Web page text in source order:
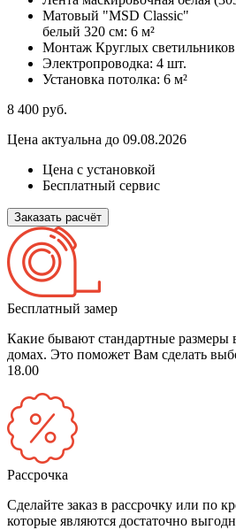
Матовый "MSD Classic"
белый 320 см: 6 м²
Монтаж Круглых
Электропроводка: 4 шт.
Установка потолка: 6 м²
8 400 руб.
Цена актуальна до 09.08.2026
Цена с установкой
Бесплатный сервис
Заказать расчёт
Бесплатный замер
Какие бывают стандартные размеры
домах. Это поможет Вам сделать
18.00
Рассрочка
Сделайте заказ в рассрочку или по
которые являются достаточно